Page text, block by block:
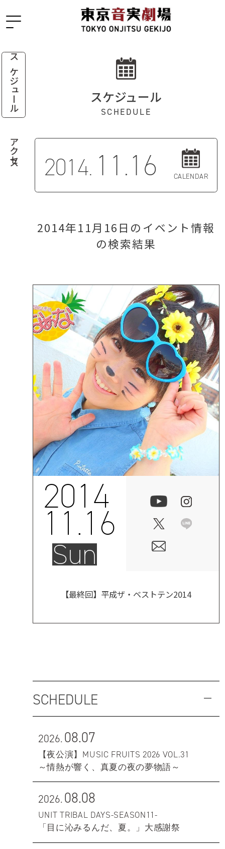
スケジュール
アクセス
スケジュール
SCHEDULE
2014. 11.16 CALENDAR
2014年11月16日のイベント情報
の検索結果
2014
11.16
Sun
【最終回】平成ザ・ベストテン2014
SCHEDULE
2026.08.07
【夜公演】MUSIC FRUITS 2026 VOL.31
～情熱が響く、真夏の夜の夢物語～
2026.08.08
UNIT TRIBAL DAYS-SEASON11-
「目に沁みるんだ、夏。」大感謝祭